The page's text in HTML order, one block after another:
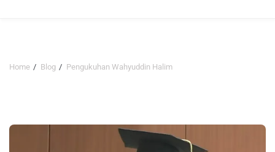
Home Blog Pengukuhan Wahyuddin Halim